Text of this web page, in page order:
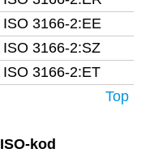
ISO 3166-2:EE
ISO 3166-2:SZ
ISO 3166-2:ET
Top
ISO-kod